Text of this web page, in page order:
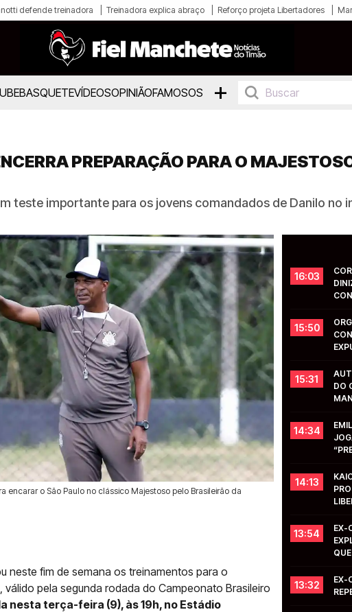
defende treinadora Treinadora explica abraço Reforço projeta Libertadores
BASQUETEVÍDEOSOPINIÃOFAMOSOS +
PREPARAÇÃO PARA O
teste importante para os jovens comandados de Danilo no
encarar o São Paulo no clássico Majestoso pelo Brasileirão da
neste fim de semana os treinamentos para o
pela segunda rodada do Campeonato Brasileiro
nesta terça-feira (9), às 19h, no Estádio
16:03
15:50
15:31
DO
14:34
14:13
13:54
EX-
13:32
EX-